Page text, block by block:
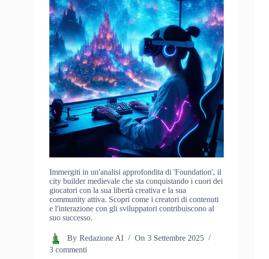
Immergiti in un'analisi approfondita di 'Foundation', il
city builder medievale che sta conquistando i cuori dei
giocatori con la sua libertà creativa e la sua
community attiva. Scopri come i creatori di contenuti
e l'interazione con gli sviluppatori contribuiscono al
suo successo.
By Redazione AI On 3 Settembre 2025
3 commenti